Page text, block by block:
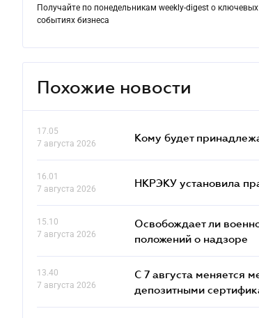
Получайте по понедельникам weekly-digest о ключевых
событиях бизнеса
Похожие новости
17.05
7 августа 2026
Кому будет
16.01
7 августа 2026
НКРЭКУ установила
15.10
7 августа 2026
Освобождает ли
положений о надзоре
13.40
7 августа 2026
С 7 августа меняется
депозитными